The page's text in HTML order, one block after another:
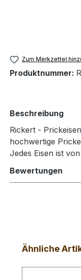
Zum Merkzettel
Produktnummer:
Beschreibung
Rickert -
hochwertige
Jedes Eisen ist
Bewertungen
Produktgalerie
Ähnliche